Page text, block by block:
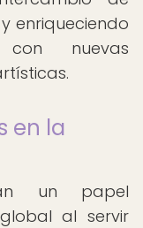
enriqueciendo
nuevas
en la
un papel
al servir